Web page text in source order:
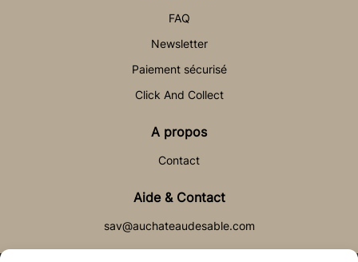
FAQ
Newsletter
Paiement sécurisé
Click And Collect
A propos
Contact
Aide & Contact
sav@auchateaudesable.com